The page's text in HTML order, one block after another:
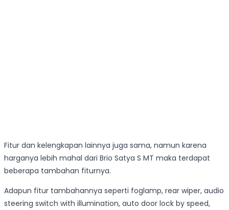
Fitur dan kelengkapan lainnya juga sama, namun karena
harganya lebih mahal dari Brio Satya S MT maka terdapat
beberapa tambahan fiturnya.
Adapun fitur tambahannya seperti foglamp, rear wiper, audio
steering switch with illumination, auto door lock by speed,